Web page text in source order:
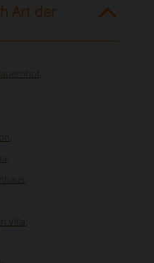
Art der
Villa